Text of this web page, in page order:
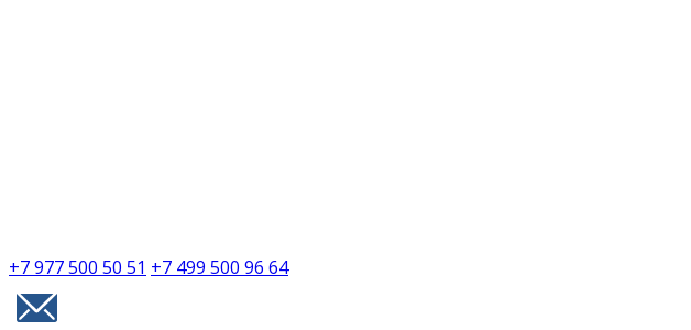
+7 977 500 50 51 +7 499 500 96 64